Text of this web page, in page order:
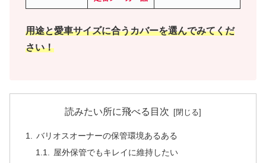
用途と愛車サイズに合うカバーを選んでみてくだ
さい！
読みたい所に飛べる目次
バリオスオーナーの保管環境あるある
屋外保管でもキレイに維持したい